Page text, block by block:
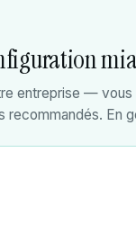
entreprise —
En